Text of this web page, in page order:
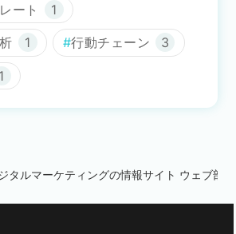
ート 1
1 行動チェーン 3
1
タルマーケティングの情報サイト ウェブ部